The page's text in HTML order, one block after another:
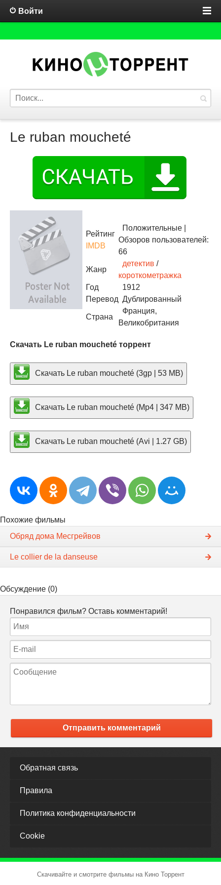
Войти
Le ruban moucheté
Рейтинг
IMDB
Положительные
Обзоров пользователей:
66
Жанр
детектив /
короткометражка
Год
1912
Перевод Дублированный
Страна
Франция,
Великобритания
Скачать Le ruban moucheté торрент
Скачать Le ruban moucheté (3gp | 53 MB)
Скачать Le ruban moucheté (Mp4 | 347 MB)
Скачать Le ruban moucheté (Avi | 1.27 GB)
Похожие фильмы
Обряд дома Месгрейвов
Le collier de la danseuse
Обсуждение (0)
Понравился фильм? Оставь комментарий!
Отправить комментарий
Обратная связь
Правила
Политика конфиденциальности
Cookie
Скачивайте и смотрите фильмы на Кино Торрент